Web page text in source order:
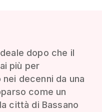
dopo che il
più per
decenni da una
come un
città di Bassano